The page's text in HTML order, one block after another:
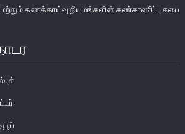
செலாவணிச் சந்தை
சந்தை
பிணையங்கள் சந்தை
பரிவர்த்தனை
கணக்காய்வு நியமங்களின் கண்காணிப்பு சபை